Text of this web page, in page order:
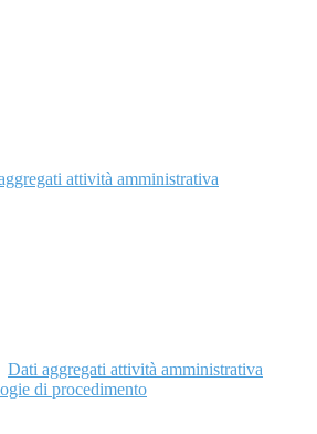
attività amministrativa
Dati aggregati attività amministrativa
di procedimento